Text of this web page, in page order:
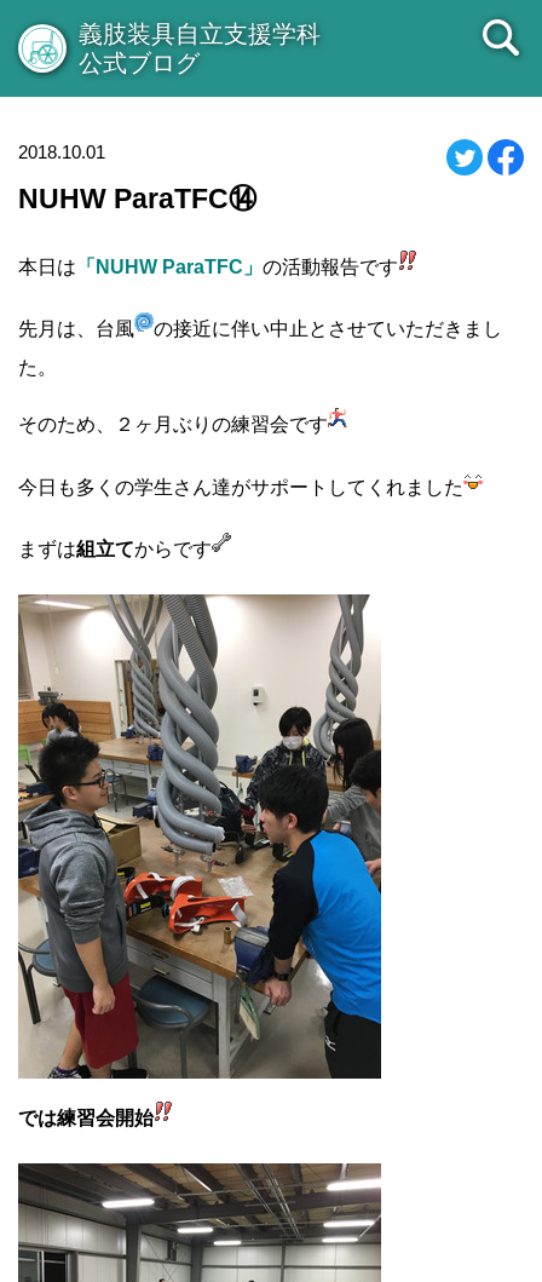
義肢装具自立支援学科
公式ブログ
2018.10.01
NUHW ParaTFC⑭
本日は 「NUHW ParaTFC」 の活動報告です
先月は、台風
の接近に伴い中止とさせていただきまし
た。
そのため、２ヶ月ぶりの練習会です
今日も多くの学生さん達がサポートしてくれました
まずは組立てからです
では練習会開始